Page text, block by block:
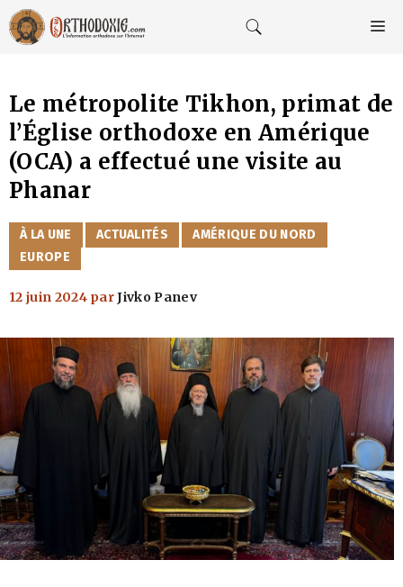
Aller
au
contenu
Le métropolite Tikhon, primat de
l’Église orthodoxe en Amérique
(OCA) a effectué une visite au
Phanar
CATÉGORIES
À LA UNE ACTUALITÉS
AMÉRIQUE DU NORD
EUROPE
12 juin 2024 parJivko Panev